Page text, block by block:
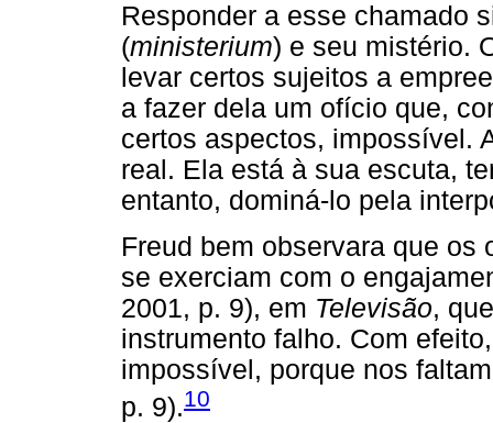
Responder a esse chamado
(ministerium) e seu mistério.
levar certos sujeitos a
a fazer dela um ofício que,
certos aspectos, impossível.
real. Ela está à sua escuta,
entanto, dominá-lo pela
Freud bem observara que
se exerciam com o
2001, p. 9), em Televisão,
instrumento falho. Com
impossível, porque nos
p. 9).10